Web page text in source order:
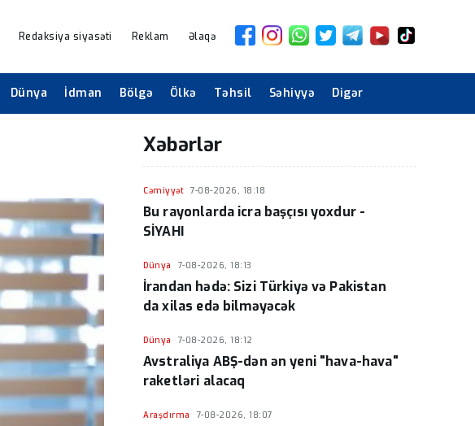
Redaksiya siyasəti Reklam Əlaqə
Dünya İdman Bölgə Ölkə Təhsil Səhiyyə Digər
Xəbərlər
Cəmiyyət 7-08-2026, 18:18
Bu rayonlarda icra başçısı yoxdur -
SİYAHI
Dünya 7-08-2026, 18:13
İrandan hədə: Sizi Türkiyə və Pakistan
da xilas edə bilməyəcək
Dünya 7-08-2026, 18:12
Avstraliya ABŞ-dən ən yeni "hava-hava"
raketləri alacaq
Araşdırma 7-08-2026, 18:07